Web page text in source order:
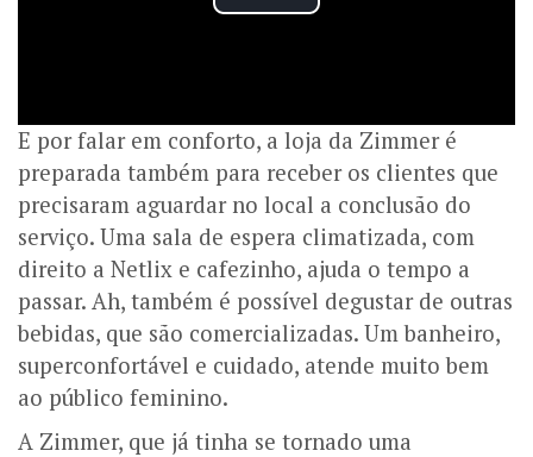
E por falar em conforto, a loja da Zimmer é
preparada também para receber os clientes que
precisaram aguardar no local a conclusão do
serviço. Uma sala de espera climatizada, com
direito a Netlix e cafezinho, ajuda o tempo a
passar. Ah, também é possível degustar de outras
bebidas, que são comercializadas. Um banheiro,
superconfortável e cuidado, atende muito bem
ao público feminino.
A Zimmer, que já tinha se tornado uma